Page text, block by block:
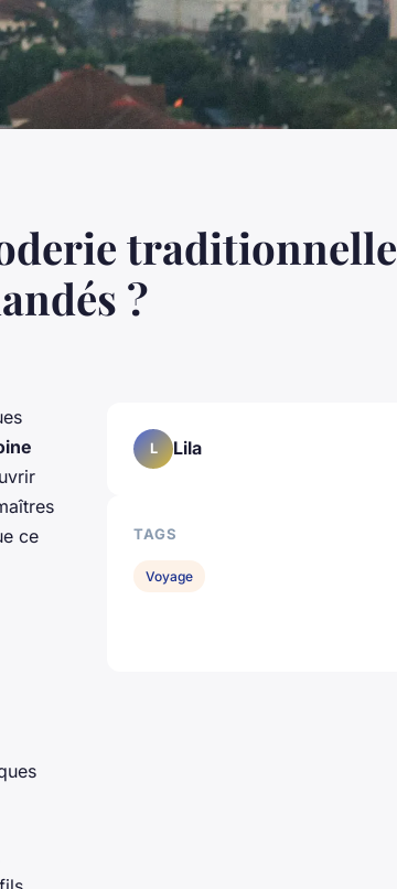
traditionnelle
?
ce
L Lila
TAGS
Voyage